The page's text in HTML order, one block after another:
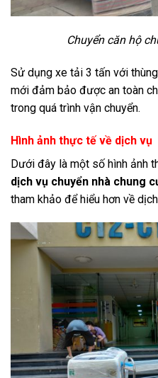
Chuyển căn hộ
Sử dụng xe tải 3 tấn với
mới đảm bảo được an toàn
trong quá trình vận chuyển.
Hình ảnh thực tế về dịch vụ
Dưới đây là một số hình ảnh
dịch vụ chuyển nhà chung
tham khảo để hiểu hơn về